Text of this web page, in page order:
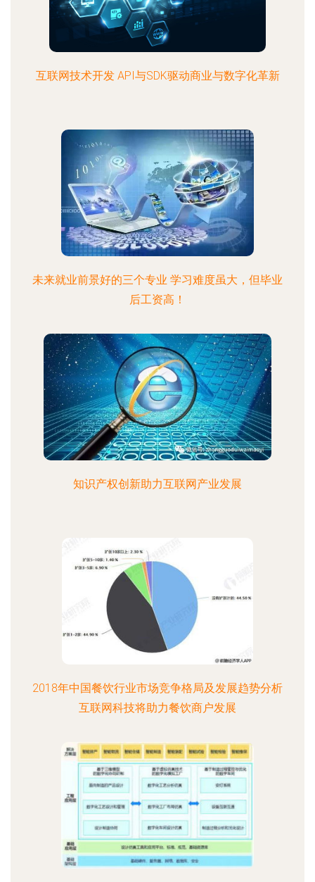
互联网技术开发 API与SDK驱动商业与数字化革新
未来就业前景好的三个专业 学习难度虽大，但毕业
后工资高！
知识产权创新助力互联网产业发展
2018年中国餐饮行业市场竞争格局及发展趋势分析
互联网科技将助力餐饮商户发展